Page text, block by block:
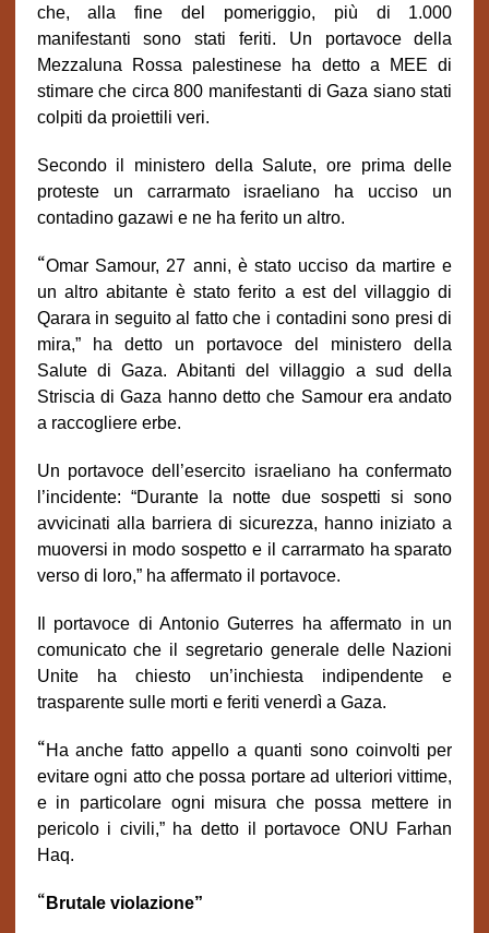
che, alla fine del pomeriggio, più di 1.000
manifestanti sono stati feriti. Un portavoce della
Mezzaluna Rossa palestinese ha detto a MEE di
stimare che circa 800 manifestanti di Gaza siano stati
colpiti da proiettili veri.
Secondo il ministero della Salute, ore prima delle
proteste un carrarmato israeliano ha ucciso un
contadino gazawi e ne ha ferito un altro.
“Omar Samour, 27 anni, è stato ucciso da martire e
un altro abitante è stato ferito a est del villaggio di
Qarara in seguito al fatto che i contadini sono presi di
mira,” ha detto un portavoce del ministero della
Salute di Gaza. Abitanti del villaggio a sud della
Striscia di Gaza hanno detto che Samour era andato
a raccogliere erbe.
Un portavoce dell’esercito israeliano ha confermato
l’incidente: “Durante la notte due sospetti si sono
avvicinati alla barriera di sicurezza, hanno iniziato a
muoversi in modo sospetto e il carrarmato ha sparato
verso di loro,” ha affermato il portavoce.
Il portavoce di Antonio Guterres ha affermato in un
comunicato che il segretario generale delle Nazioni
Unite ha chiesto un’inchiesta indipendente e
trasparente sulle morti e feriti venerdì a Gaza.
“Ha anche fatto appello a quanti sono coinvolti per
evitare ogni atto che possa portare ad ulteriori vittime,
e in particolare ogni misura che possa mettere in
pericolo i civili,” ha detto il portavoce ONU Farhan
Haq.
“ Brutale violazione”